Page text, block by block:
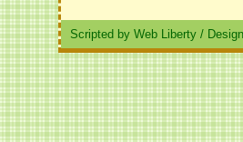
Scripted by Web Liberty /